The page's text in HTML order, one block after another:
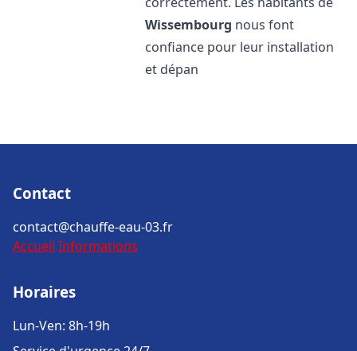
Wissembourg nous font
confiance pour leur installation
et dépan
Contact
contact@chauffe-eau-03.fr
Accueil Informations
Horaires
Lun-Ven: 8h-19h